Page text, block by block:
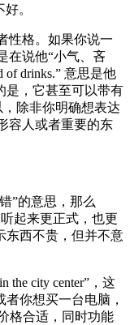
。
性格。如果你说一
在说他“小气、吝
of drinks.” 意思是他
是，它甚至可以带有
除非你明确想表达
容人或者重要的东
”的意思，那么
起来更正式，也更
东西不贵，但并不意
the city center”，这
你想买一台电脑，
格合适，同时功能